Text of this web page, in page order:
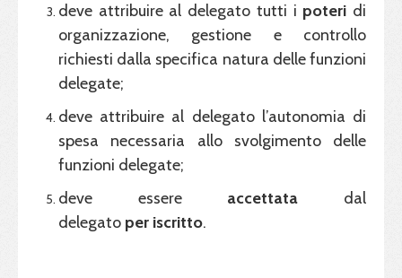
deve attribuire al delegato tutti i poteri di
organizzazione, gestione e controllo
richiesti dalla specifica natura delle funzioni
delegate;
deve attribuire al delegato l’autonomia di
spesa necessaria allo svolgimento delle
funzioni delegate;
deve essere accettata dal
delegato per iscritto.